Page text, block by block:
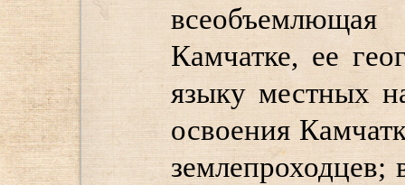
Камчатке, ее
языку местных
освоения
землепроходцев;